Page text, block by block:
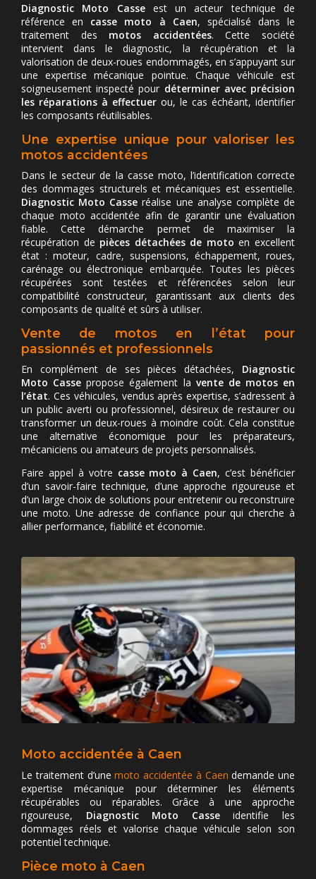
Diagnostic Moto Casseest un acteur technique de
référence en casse moto à Caen, spécialisé dans le
traitement des motos accidentées. Cette société
intervient dans le diagnostic, la récupération et la
valorisation de deux-roues endommagés, en s’appuyant sur
une expertise mécanique pointue. Chaque véhicule est
soigneusement inspecté pour déterminer avec précision
les réparations à effectuer ou, le cas échéant, identifier
les composants réutilisables.
Une expertise unique pour valoriser les
motos accidentées
Dans le secteur de la casse moto, l’identification correcte
des dommages structurels et mécaniques est essentielle.
Diagnostic Moto Casseréalise une analyse complète de
chaque moto accidentée afin de garantir une évaluation
fiable. Cette démarche permet de maximiser la
récupération de pièces détachées de moto en excellent
état : moteur, cadre, suspensions, échappement, roues,
carénage ou électronique embarquée. Toutes les pièces
récupérées sont testées et référencées selon leur
compatibilité constructeur, garantissant aux clients des
composants de qualité et sûrs à utiliser.
Vente de motos en l’état pour
passionnés et professionnels
En complément de ses pièces détachées, Diagnostic
Moto Casse propose également la vente de motos en
l’état. Ces véhicules, vendus après expertise, s’adressent à
un public averti ou professionnel, désireux de restaurer ou
transformer un deux-roues à moindre coût. Cela constitue
une alternative économique pour les préparateurs,
mécaniciens ou amateurs de projets personnalisés.
Faire appel à votre casse moto à Caen, c’est bénéficier
d’un savoir-faire technique, d’une approche rigoureuse et
d’un large choix de solutions pour entretenir ou reconstruire
une moto. Une adresse de confiance pour qui cherche à
allier performance, fiabilité et économie.
Moto accidentée à Caen
Le traitement d’unemoto accidentée à Caen demande une
expertise mécanique pour déterminer les éléments
récupérables ou réparables. Grâce à une approche
rigoureuse, Diagnostic Moto Casseidentifie les
dommages réels et valorise chaque véhicule selon son
potentiel technique.
Pièce moto à Caen